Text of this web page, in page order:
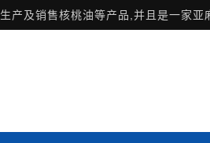
产及销售核桃油等产品,并且是一家